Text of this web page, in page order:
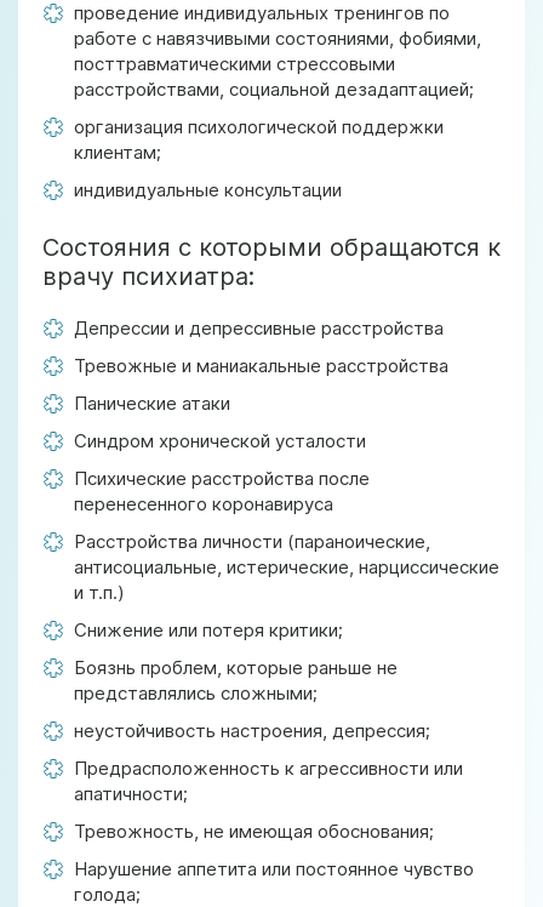
проведение индивидуальных тренингов по
работе с навязчивыми состояниями, фобиями,
посттравматическими стрессовыми
расстройствами, социальной дезадаптацией;
организация психологической поддержки
клиентам;
индивидуальные консультации
Состояния с которыми обращаются к
врачу психиатра:
Депрессии и депрессивные расстройства
Тревожные и маниакальные расстройства
Панические атаки
Синдром хронической усталости
Психические расстройства после
перенесенного коронавируса
Расстройства личности (параноические,
антисоциальные, истерические, нарциссические
и т.п.)
Снижение или потеря критики;
Боязнь проблем, которые раньше не
представлялись сложными;
неустойчивость настроения, депрессия;
Предрасположенность к агрессивности или
апатичности;
Тревожность, не имеющая обоснования;
Нарушение аппетита или постоянное чувство
голода;